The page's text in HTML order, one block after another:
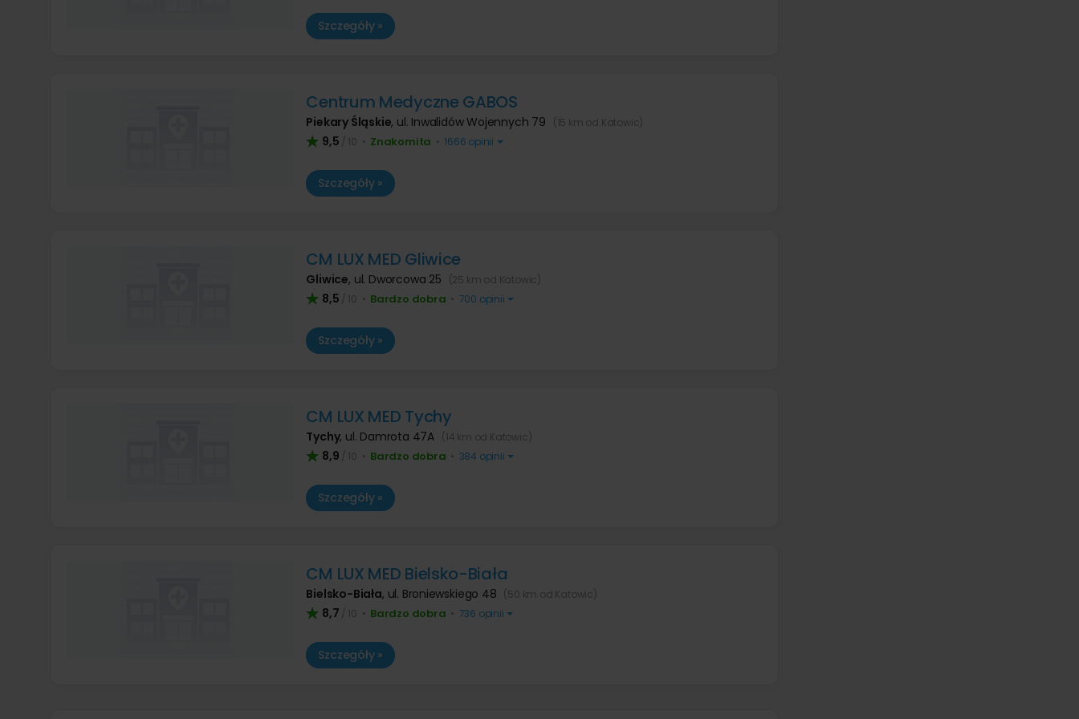
Szczegóły »
Centrum Medyczne GABOS
Piekary Śląskie, ul. Inwalidów Wojennych 79 (15 km od Katowic)
9,5 / 10 • Znakomita • 1666 opinii
Szczegóły »
CM LUX MED Gliwice
Gliwice, ul. Dworcowa 25 (25 km od Katowic)
8,5 / 10 • Bardzo dobra • 700 opinii
Szczegóły »
CM LUX MED Tychy
Tychy, ul. Damrota 47A (14 km od Katowic)
8,9 / 10 • Bardzo dobra • 384 opinii
Szczegóły »
CM LUX MED Bielsko-Biała
Bielsko-Biała, ul. Broniewskiego 48 (50 km od Katowic)
8,7 / 10 • Bardzo dobra • 736 opinii
Szczegóły »